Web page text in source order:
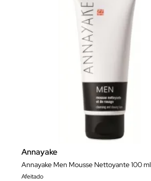
Annayake
Annayake Men Mousse Nettoyante 100 ml
Afeitado